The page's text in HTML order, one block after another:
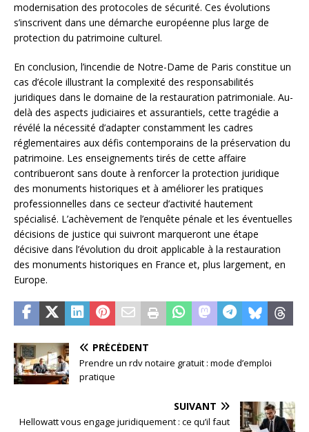
modernisation des protocoles de sécurité. Ces évolutions
s’inscrivent dans une démarche européenne plus large de
protection du patrimoine culturel.
En conclusion, l’incendie de Notre-Dame de Paris constitue un
cas d’école illustrant la complexité des responsabilités
juridiques dans le domaine de la restauration patrimoniale. Au-
delà des aspects judiciaires et assurantiels, cette tragédie a
révélé la nécessité d’adapter constamment les cadres
réglementaires aux défis contemporains de la préservation du
patrimoine. Les enseignements tirés de cette affaire
contribueront sans doute à renforcer la protection juridique
des monuments historiques et à améliorer les pratiques
professionnelles dans ce secteur d’activité hautement
spécialisé. L’achèvement de l’enquête pénale et les éventuelles
décisions de justice qui suivront marqueront une étape
décisive dans l’évolution du droit applicable à la restauration
des monuments historiques en France et, plus largement, en
Europe.
PRÉCÉDENT
Prendre un rdv notaire gratuit : mode d’emploi
pratique
SUIVANT
Hellowatt vous engage juridiquement : ce qu’il faut